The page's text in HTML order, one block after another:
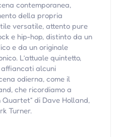
contemporanea,
della propria
versatile, attento pure
e hip-hop, distinto da un
e da un originale
L’attuale quintetto,
affiancati alcuni
odierna, come il
che ricordiamo a
Quartet“ di Dave Holland,
Turner.